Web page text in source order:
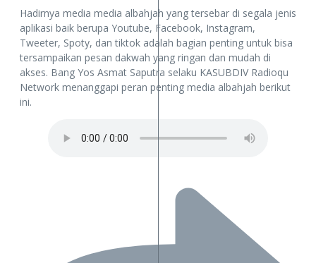
Hadirnya media media albahjah yang tersebar di segala jenis
aplikasi baik berupa Youtube, Facebook, Instagram,
Tweeter, Spoty, dan tiktok adalah bagian penting untuk bisa
tersampaikan pesan dakwah yang ringan dan mudah di
akses. Bang Yos Asmat Saputra selaku KASUBDIV Radioqu
Network menanggapi peran penting media albahjah berikut
ini.